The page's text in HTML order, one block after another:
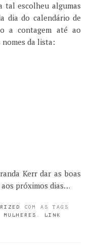
tal escolheu algumas
dia do calendário de
a contagem até ao
da lista:
Kerr dar as boas
próximos dias…
COM AS TAGS
MULHERES
LINK